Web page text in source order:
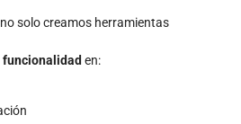
no solo creamos herramientas
en: